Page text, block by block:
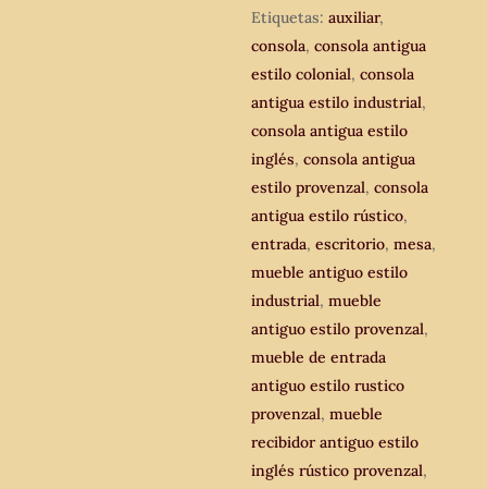
Etiquetas:auxiliar,
consola,consola antigua
estilo colonial,consola
antigua estilo industrial,
consola antigua estilo
inglés,consola antigua
estilo provenzal,consola
antigua estilo rústico,
entrada,escritorio,mesa,
mueble antiguo estilo
industrial,mueble
antiguo estilo provenzal,
mueble de entrada
antiguo estilo rustico
provenzal,mueble
recibidor antiguo estilo
inglés rústico provenzal,